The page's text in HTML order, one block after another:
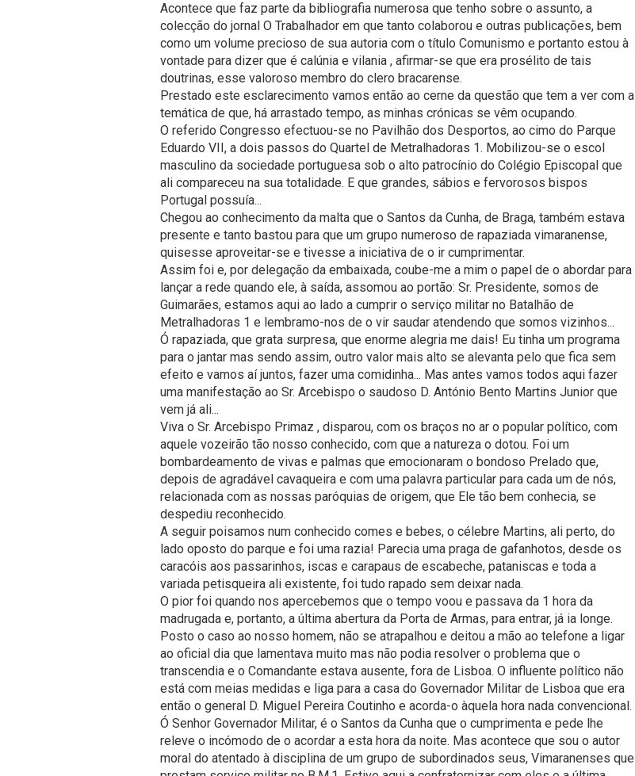
Acontece que faz parte da bibliografia numerosa que tenho sobre o assunto, a
colecção do jornal O Trabalhador em que tanto colaborou e outras publicações, bem
como um volume precioso de sua autoria com o título Comunismo e portanto estou à
vontade para dizer que é calúnia e vilania , afirmar-se que era prosélito de tais
doutrinas, esse valoroso membro do clero bracarense.
Prestado este esclarecimento vamos então ao cerne da questão que tem a ver com a
temática de que, há arrastado tempo, as minhas crónicas se vêm ocupando.
O referido Congresso efectuou-se no Pavilhão dos Desportos, ao cimo do Parque
Eduardo VII, a dois passos do Quartel de Metralhadoras 1. Mobilizou-se o escol
masculino da sociedade portuguesa sob o alto patrocínio do Colégio Episcopal que
ali compareceu na sua totalidade. E que grandes, sábios e fervorosos bispos
Portugal possuía...
Chegou ao conhecimento da malta que o Santos da Cunha, de Braga, também estava
presente e tanto bastou para que um grupo numeroso de rapaziada vimaranense,
quisesse aproveitar-se e tivesse a iniciativa de o ir cumprimentar.
Assim foi e, por delegação da embaixada, coube-me a mim o papel de o abordar para
lançar a rede quando ele, à saída, assomou ao portão: Sr. Presidente, somos de
Guimarães, estamos aqui ao lado a cumprir o serviço militar no Batalhão de
Metralhadoras 1 e lembramo-nos de o vir saudar atendendo que somos vizinhos...
Ó rapaziada, que grata surpresa, que enorme alegria me dais! Eu tinha um programa
para o jantar mas sendo assim, outro valor mais alto se alevanta pelo que fica sem
efeito e vamos aí juntos, fazer uma comidinha... Mas antes vamos todos aqui fazer
uma manifestação ao Sr. Arcebispo o saudoso D. António Bento Martins Junior que
vem já ali...
Viva o Sr. Arcebispo Primaz , disparou, com os braços no ar o popular político, com
aquele vozeirão tão nosso conhecido, com que a natureza o dotou. Foi um
bombardeamento de vivas e palmas que emocionaram o bondoso Prelado que,
depois de agradável cavaqueira e com uma palavra particular para cada um de nós,
relacionada com as nossas paróquias de origem, que Ele tão bem conhecia, se
despediu reconhecido.
A seguir poisamos num conhecido comes e bebes, o célebre Martins, ali perto, do
lado oposto do parque e foi uma razia! Parecia uma praga de gafanhotos, desde os
caracóis aos passarinhos, iscas e carapaus de escabeche, pataniscas e toda a
variada petisqueira ali existente, foi tudo rapado sem deixar nada.
O pior foi quando nos apercebemos que o tempo voou e passava da 1 hora da
madrugada e, portanto, a última abertura da Porta de Armas, para entrar, já ia longe.
Posto o caso ao nosso homem, não se atrapalhou e deitou a mão ao telefone a ligar
ao oficial dia que lamentava muito mas não podia resolver o problema que o
transcendia e o Comandante estava ausente, fora de Lisboa. O influente político não
está com meias medidas e liga para a casa do Governador Militar de Lisboa que era
então o general D. Miguel Pereira Coutinho e acorda-o àquela hora nada convencional.
Ó Senhor Governador Militar, é o Santos da Cunha que o cumprimenta e pede lhe
releve o incómodo de o acordar a esta hora da noite. Mas acontece que sou o autor
moral do atentado à disciplina de um grupo de subordinados seus, Vimaranenses que